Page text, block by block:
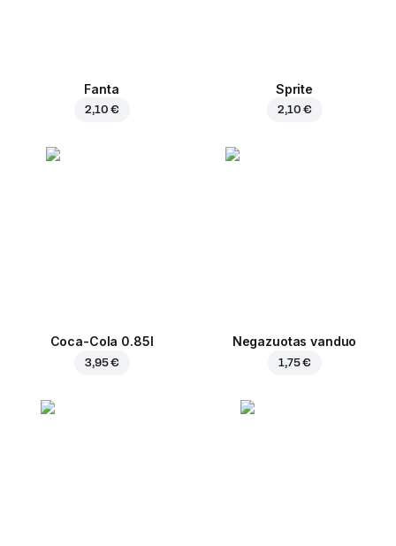
Fanta
2,10 €
Sprite
2,10 €
Coca-Cola 0.85l
3,95 €
Negazuotas vanduo
1,75 €